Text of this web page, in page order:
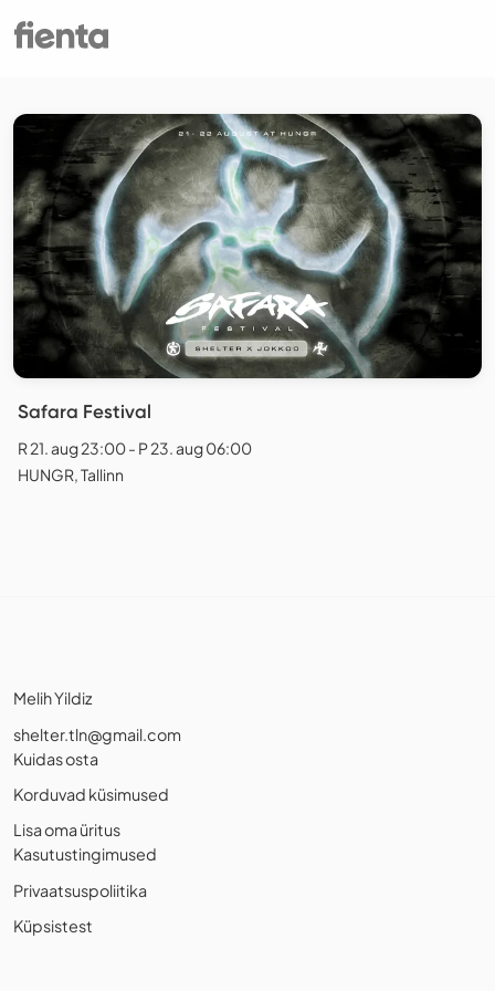
Safara Festival
R 21. aug 23:00 - P 23. aug 06:00
HUNGR, Tallinn
Melih Yildiz
shelter.tln@gmail.com
Kuidas osta
Korduvad küsimused
Lisa oma üritus
Kasutustingimused
Privaatsuspoliitika
Küpsistest